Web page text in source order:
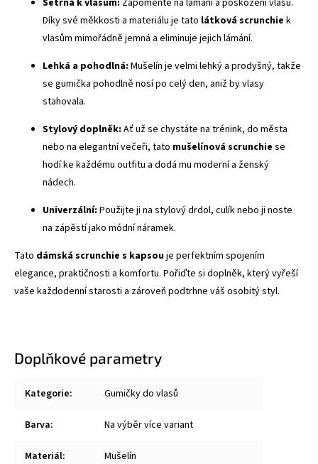
Díky své měkkosti a materiálu je tato látková scrunchie k
vlasům mimořádně jemná a eliminuje jejich lámání.
Lehká a pohodlná: Mušelín je velmi lehký a prodyšný, takže
se gumička pohodlně nosí po celý den, aniž by vlasy
stahovala.
Stylový doplněk: Ať už se chystáte na trénink, do města
nebo na elegantní večeři, tato mušelínová scrunchie se
hodí ke každému outfitu a dodá mu moderní a ženský
nádech.
Univerzální: Použijte ji na stylový drdol, culík nebo ji noste
na zápěstí jako módní náramek.
Tato dámská scrunchie s kapsouje perfektním spojením
elegance, praktičnosti a komfortu. Pořiďte si doplněk, který vyřeší
vaše každodenní starosti a zároveň podtrhne váš osobitý styl.
Doplňkové parametry
Kategorie: Gumičky do vlasů
Barva: Na výběr více variant
Materiál: Mušelín